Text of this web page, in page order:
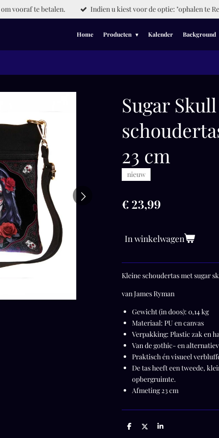
vooraf te betalen. Indien u kiest voor de optie: "ophalen te
Home Producten Kalender Background
Sugar
23 cm
nieuw
€ 23,99
In winkelwagen
Kleine schoudertas metsugar
van James Ryman
Gewicht (in doos): 0,14 kg
Materiaal: PU en canvas
Verpakking: Plastic zak en
Van de gothic- en
Praktisch én visueel
De tas heeft een tweede,
opbergruimte.
Afmeting 23 cm
D
D
S